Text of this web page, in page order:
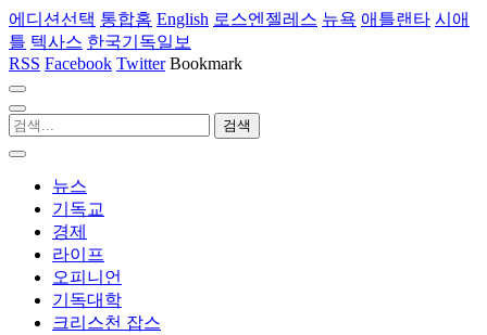
에디션선택 통합홈 English 로스엔젤레스 뉴욕 애틀랜타 시애
틀 텍사스 한국기독일보
RSS Facebook Twitter Bookmark
뉴스
기독교
경제
라이프
오피니언
기독대학
크리스천 잡스